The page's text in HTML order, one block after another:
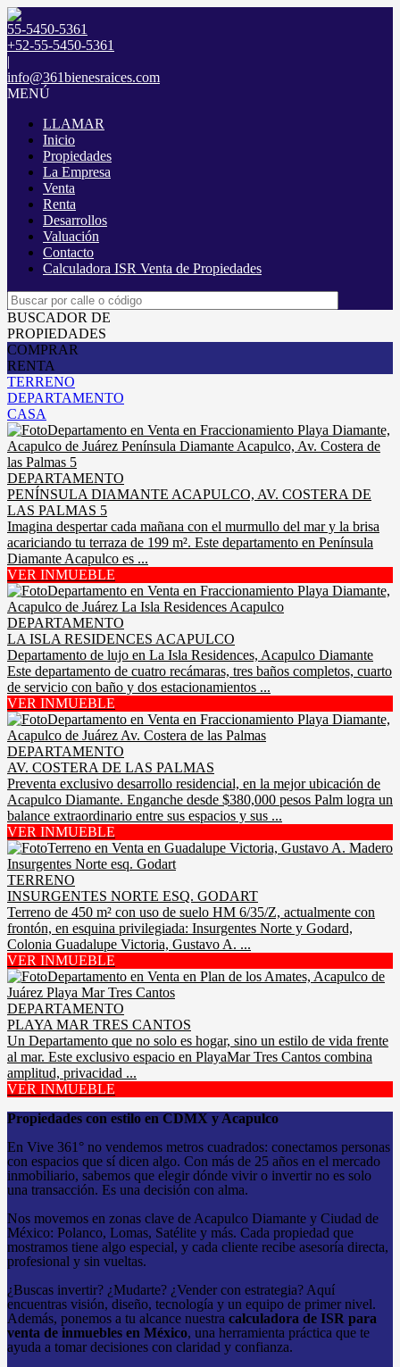
55-5450-5361
+52-55-5450-5361
|
info@361bienesraices.com
MENÚ
LLAMAR
Inicio
Propiedades
La Empresa
Venta
Renta
Desarrollos
Valuación
Contacto
Calculadora ISR Venta de Propiedades
BUSCADOR DE
PROPIEDADES
COMPRAR
RENTA
TERRENO
DEPARTAMENTO
CASA
DEPARTAMENTO
PENÍNSULA DIAMANTE ACAPULCO, AV. COSTERA DE
LAS PALMAS 5
Imagina despertar cada mañana con el murmullo del mar y la brisa
acariciando tu terraza de 199 m². Este departamento en Península
Diamante Acapulco es ...
VER INMUEBLE
DEPARTAMENTO
LA ISLA RESIDENCES ACAPULCO
Departamento de lujo en La Isla Residences, Acapulco Diamante
Este departamento de cuatro recámaras, tres baños completos, cuarto
de servicio con baño y dos estacionamientos ...
VER INMUEBLE
DEPARTAMENTO
AV. COSTERA DE LAS PALMAS
Preventa exclusivo desarrollo residencial, en la mejor ubicación de
Acapulco Diamante. Enganche desde $380,000 pesos Palm logra un
balance extraordinario entre sus espacios y sus ...
VER INMUEBLE
TERRENO
INSURGENTES NORTE ESQ. GODART
Terreno de 450 m² con uso de suelo HM 6/35/Z, actualmente con
frontón, en esquina privilegiada: Insurgentes Norte y Godard,
Colonia Guadalupe Victoria, Gustavo A. ...
VER INMUEBLE
DEPARTAMENTO
PLAYA MAR TRES CANTOS
Un Departamento que no solo es hogar, sino un estilo de vida frente
al mar. Este exclusivo espacio en PlayaMar Tres Cantos combina
amplitud, privacidad ...
VER INMUEBLE
Propiedades con estilo en CDMX y Acapulco
En Vive 361° no vendemos metros cuadrados: conectamos personas
con espacios que sí dicen algo. Con más de 25 años en el mercado
inmobiliario, sabemos que elegir dónde vivir o invertir no es solo
una transacción. Es una decisión con alma.
Nos movemos en zonas clave de Acapulco Diamante y Ciudad de
México: Polanco, Lomas, Satélite y más. Cada propiedad que
mostramos tiene algo especial, y cada cliente recibe asesoría directa,
profesional y sin vueltas.
¿Buscas invertir? ¿Mudarte? ¿Vender con estrategia? Aquí
encuentras visión, diseño, tecnología y un equipo de primer nivel.
Además, ponemos a tu alcance nuestra calculadora de ISR para
venta de inmuebles en México, una herramienta práctica que te
ayuda a tomar decisiones con claridad y confianza.